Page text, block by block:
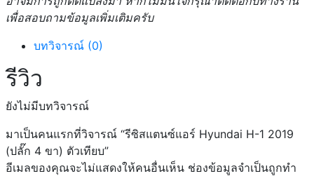
เพื่อสอบถามข้อมูลเพิ่มเติมครับ
บทวิจารณ์ (0)
รีวิว
ยังไม่มีบทวิจารณ์
มาเป็นคนแรกที่วิจารณ์ “รีซิสแตนซ์แอร์ Hyundai H-1 2019
(ปลั๊ก 4 ขา) ตัวเทียบ”
อีเมลของคุณจะไม่แสดงให้คนอื่นเห็น ช่องข้อมูลจำเป็นถูกทำ